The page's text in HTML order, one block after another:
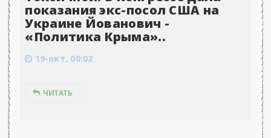
показания экс-посол США на
Украине Йованович -
«Политика Крыма»..
19-окт, 00:02
ЧИТАТЬ